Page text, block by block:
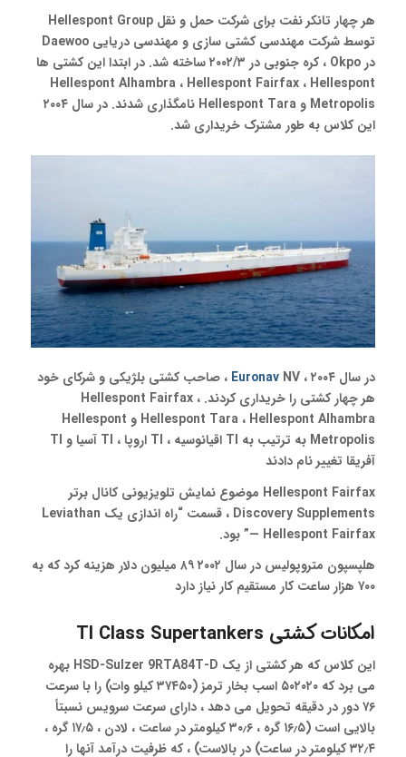
هر چهار تانکر نفت برای شرکت حمل و نقل Hellespont Group
توسط شرکت مهندسی کشتی سازی و مهندسی دریایی Daewoo
در Okpo ، کره جنوبی در ۲۰۰۲/۳ ساخته شد. در ابتدا این کشتی ها
Hellespont Alhambra ، Hellespont Fairfax ، Hellespont
Metropolis و Hellespont Tara نامگذاری شدند. در سال ۲۰۰۴
این کلاس به طور مشترک خریداری شد.
در سال ۲۰۰۴ ، Euronav NV ، صاحب کشتی بلژیکی و شرکای خود
هر چهار کشتی را خریداری کردند. Hellespont Fairfax ،
Hellespont Tara ، Hellespont Alhambra و Hellespont
Metropolis به ترتیب به TI اقیانوسیه ، TI اروپا ، TI آسیا و TI
آفریقا تغییر نام دادند
Hellespont Fairfax موضوع نمایش تلویزیونی کانال برتر
Discovery Supplements ، قسمت “راه اندازی یک Leviathan
— Hellespont Fairfax” بود.
هلپسپون متروپولیس در سال ۲۰۰۲ ۸۹ میلیون دلار هزینه کرد که به
۷۰۰ هزار ساعت کار مستقیم کار نیاز دارد
امکانات کشتی TI Class Supertankers
این کلاس که هر کشتی از یک HSD-Sulzer 9RTA84T-D بهره
می برد که ۵۰۲۰۲۰ اسب بخار ترمز (۳۷۴۵۰ کیلو وات) را با سرعت
۷۶ دور در دقیقه تحویل می دهد ، دارای سرعت سرویس نسبتاً
بالایی است (۱۶٫۵ گره ، ۳۰٫۶ کیلومتر در ساعت ، لادن ، ۱۷٫۵ گره ،
۳۲٫۴ کیلومتر در ساعت) در بالاست) ، که ظرفیت درآمد آنها را